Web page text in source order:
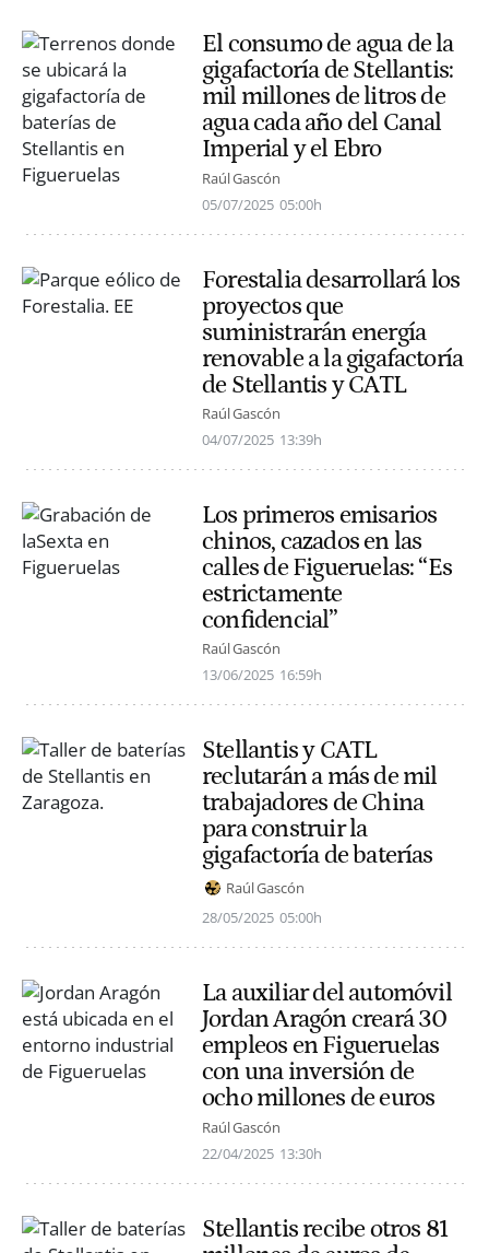
El consumo de agua de la
gigafactoría de Stellantis:
mil millones de litros de
agua cada año del Canal
Imperial y el Ebro
Raúl Gascón
05/07/2025 05:00h
Forestalia desarrollará los
proyectos que
suministrarán energía
renovable a la gigafactoría
de Stellantis y CATL
Raúl Gascón
04/07/2025 13:39h
Los primeros emisarios
chinos, cazados en las
calles de Figueruelas: “Es
estrictamente
confidencial”
Raúl Gascón
13/06/2025 16:59h
Stellantis y CATL
reclutarán a más de mil
trabajadores de China
para construir la
gigafactoría de baterías
Raúl Gascón
28/05/2025 05:00h
La auxiliar del automóvil
Jordan Aragón creará 30
empleos en Figueruelas
con una inversión de
ocho millones de euros
Raúl Gascón
22/04/2025 13:30h
Stellantis recibe otros 81